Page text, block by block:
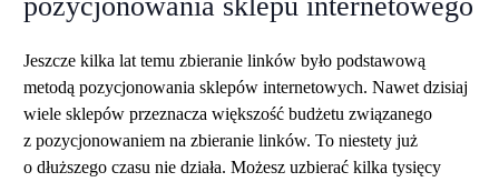
Jeszcze kilka lat temu zbieranie linków było podstawową
metodą pozycjonowania sklepów internetowych. Nawet dzisiaj
wiele sklepów przeznacza większość budżetu związanego
z pozycjonowaniem na zbieranie linków. To niestety już
o dłuższego czasu nie działa. Możesz uzbierać kilka tysięcy